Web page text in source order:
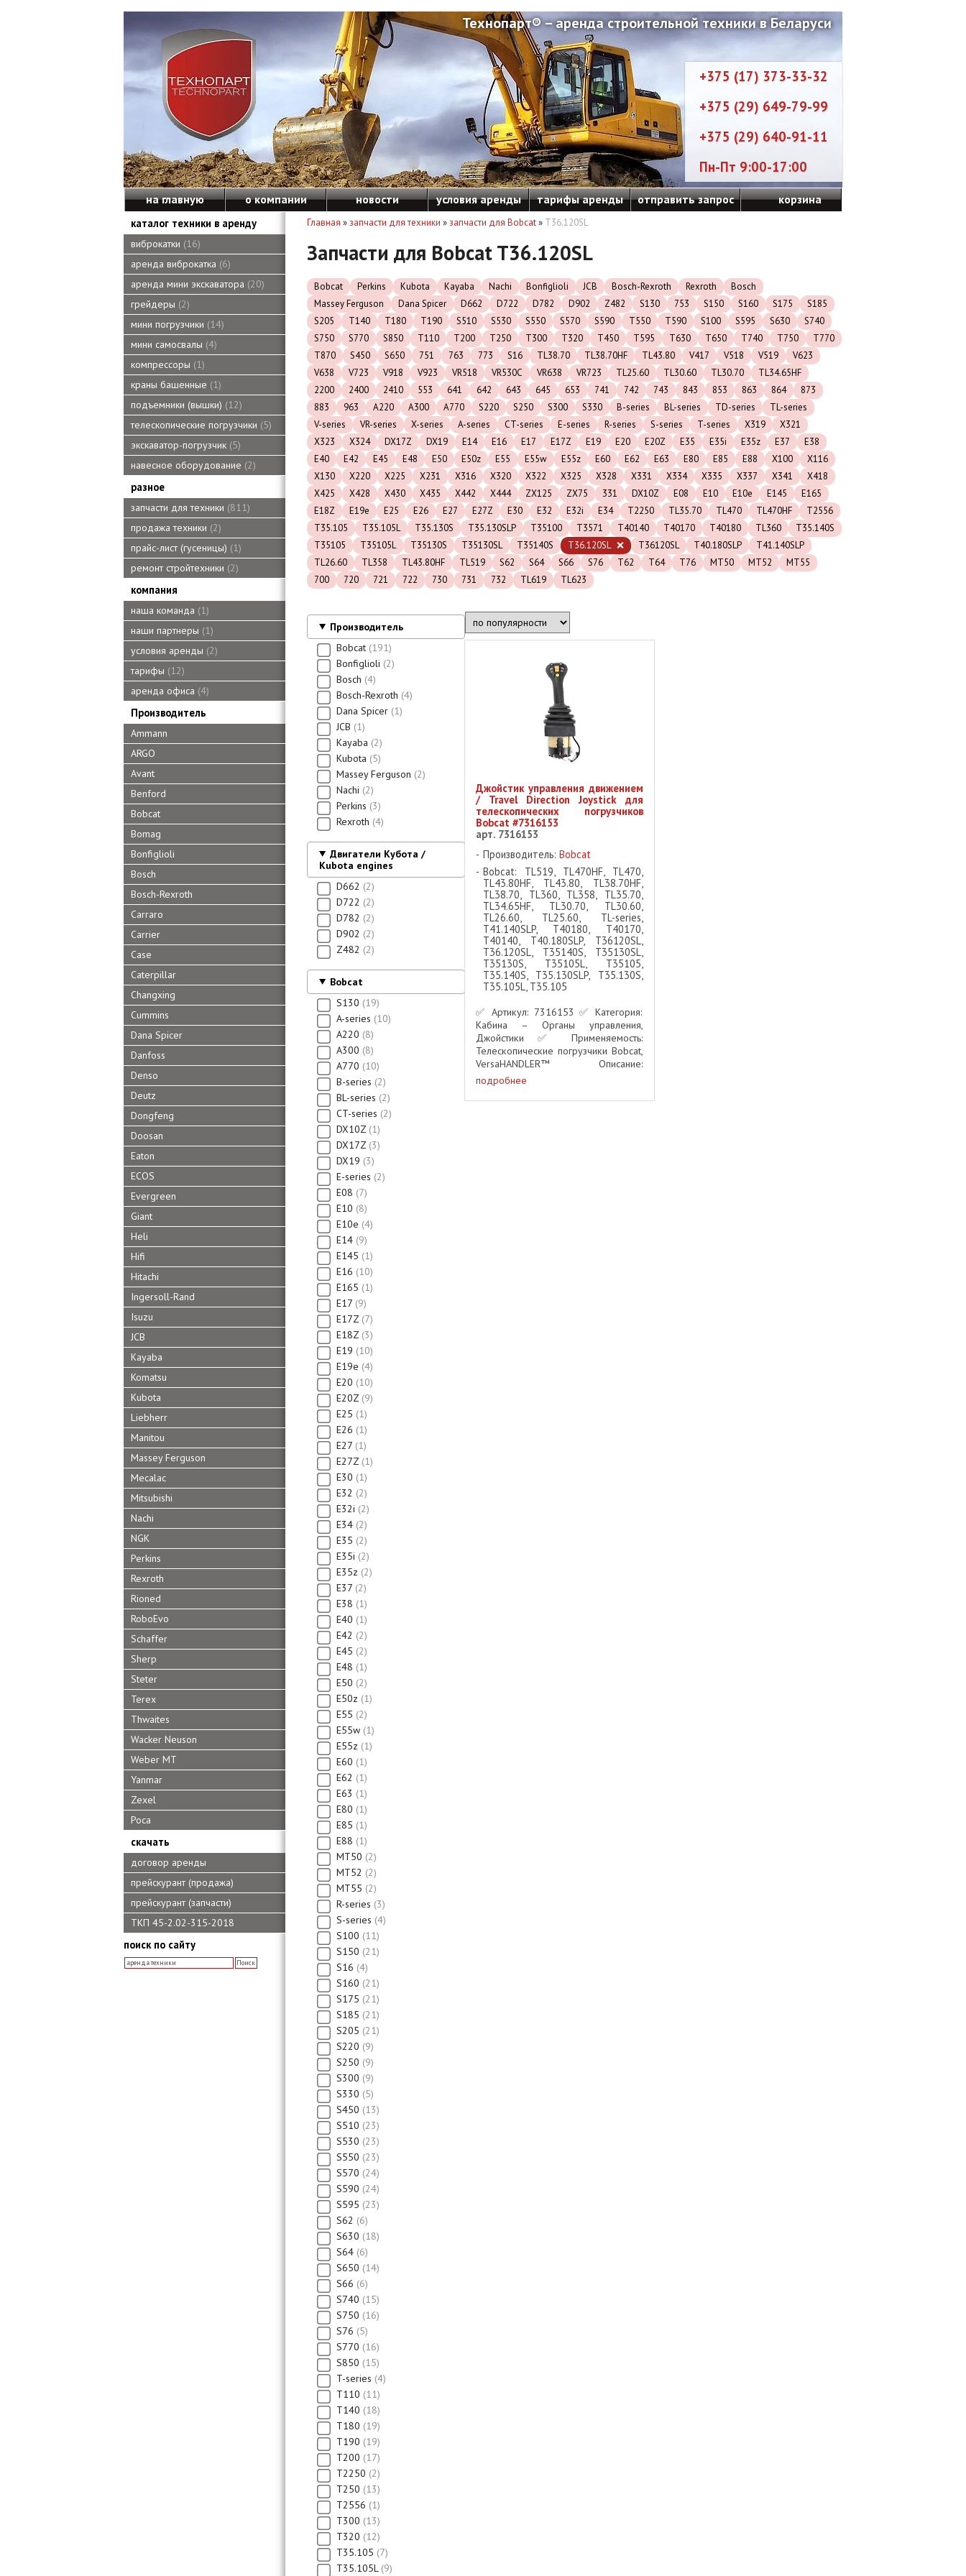
Технопарт® – аренда строительной техники в Беларуси
+375 (17) 373-33-32
+375 (29) 649-79-99
+375 (29) 640-91-11
Пн-Пт 9:00-17:00
на главную о компании новости условия аренды тарифы аренды отправить запрос корзина
каталог техники в аренду
виброкатки
16
аренда виброкатка 6
аренда мини экскаватора 20
грейдеры 2
мини погрузчики
14
мини самосвалы 4
компрессоры
1
краны башенные
1
подъемники (вышки)
12
телескопические погрузчики 5
экскаватор-погрузчик 5
навесное оборудование 2
разное
запчасти для техники 811
продажа техники 2
прайс-лист (гусеницы)
1
ремонт стройтехники 2
компания
наша команда
1
наши партнеры
1
условия аренды 2
тарифы
12
аренда офиса 4
Производитель
Ammann
ARGO
Avant
Benford
Bobcat
Bomag
Bonfiglioli
Bosch
Bosch-Rexroth
Carraro
Carrier
Case
Caterpillar
Changxing
Cummins
Dana Spicer
Danfoss
Denso
Deutz
Dongfeng
Doosan
Eaton
ECOS
Evergreen
Giant
Heli
Hifi
Hitachi
Ingersoll-Rand
Isuzu
JCB
Kayaba
Komatsu
Kubota
Liebherr
Manitou
Massey Ferguson
Mecalac
Mitsubishi
Nachi
NGK
Perkins
Rexroth
Rioned
RoboEvo
Schaffer
Sherp
Steter
Terex
Thwaites
Wacker Neuson
Weber MT
Yanmar
Zexel
Роса
скачать
договор аренды
прейскурант (продажа)
прейскурант (запчасти)
ТКП 45-2.02-315-2018
поиск по сайту
Главная »запчасти для техники »запчасти для Bobcat» T36.120SL
Запчасти для Bobcat T36.120SL
Bobcat Perkins Kubota Kayaba Nachi Bonfiglioli JCB Bosch-Rexroth Rexroth
Bosch
Massey Ferguson
Dana Spicer D662 D722 D782 D902 Z482 S130 753 S150 S160 S175
S185
S205
T140 T180 T190 S510 S530 S550 S570 S590 T550 T590 S100 S595 S630
S740
S750
S770 S850 T110 T200 T250 T300 T320 T450 T595 T630 T650 T740 T750
T770
T870
S450 S650 751 763 773 S16 TL38.70 TL38.70HF TL43.80 V417 V518 V519
V623
V638
V723 V918 V923 VR518 VR530C VR638 VR723 TL25.60 TL30.60 TL30.70
TL34.65HF
2200
2400 2410 553 641 642 643 645 653 741 742 743 843 853 863 864
873
883
963 A220 A300 A770 S220 S250 S300 S330 B-series BL-series TD-series
TL-series
V-series
VR-series X-series A-series CT-series E-series R-series S-series T-series X319
X321
X323
X324 DX17Z DX19 E14 E16 E17 E17Z E19 E20 E20Z E35 E35i E35z E37
E38
E40
E42 E45 E48 E50 E50z E55 E55w E55z E60 E62 E63 E80 E85 E88 X100
X116
X130
X220 X225 X231 X316 X320 X322 X325 X328 X331 X334 X335 X337 X341
X418
X425
X428 X430 X435 X442 X444 ZX125 ZX75 331 DX10Z E08 E10 E10e E145
E165
E18Z
E19e E25 E26 E27 E27Z E30 E32 E32i E34 T2250 TL35.70 TL470 TL470HF
T2556
T35.105
T35.105L T35.130S T35.130SLP T35100 T3571 T40140 T40170 T40180 TL360
T35.140S
T35105
T35105L T35130S T35130SL T35140S T36.120SL T36120SL T40.180SLP
T41.140SLP
TL26.60
TL358 TL43.80HF TL519 S62 S64 S66 S76 T62 T64 T76 MT50 MT52
MT55
700
720 721 722 730 731 732 TL619 TL623
Производитель
Bobcat 191
Bonfiglioli 2
Bosch 4
Bosch-Rexroth 4
Dana Spicer 1
JCB 1
Kayaba 2
Kubota
5
Massey Ferguson 2
Nachi 2
Perkins 3
Rexroth 4
Двигатели Кубота /
Kubota engines
D662
2
D722
2
D782
2
D902
2
Z482
2
Bobcat
S130 19
A-series 10
A220 8
A300 8
A770 10
B-series 2
BL-series 2
CT-series 2
DX10Z 1
DX17Z 3
DX19 3
E-series 2
E08 7
E10 8
E10e 4
E14 9
E145 1
E16 10
E165 1
E17 9
E17Z 7
E18Z 3
E19 10
E19e 4
E20 10
E20Z 9
E25 1
E26 1
E27 1
E27Z 1
E30 1
E32
2
E32i 2
E34 2
E35 2
E35i 2
E35z 2
E37 2
E38 1
E40 1
E42
2
E45 2
E48 1
E50 2
E50z 1
E55 2
E55w 1
E55z 1
E60 1
E62
1
E63
1
E80 1
E85 1
E88 1
MT50 2
MT52
2
MT55 2
R-series 3
S-series 4
S100 11
S150 21
S16 4
S160 21
S175 21
S185 21
S205 21
S220 9
S250 9
S300 9
S330
5
S450 13
S510 23
S530 23
S550 23
S570 24
S590 24
S595 23
S62
6
S630 18
S64 6
S650 14
S66 6
S740 15
S750 16
S76
5
S770 16
S850 15
T-series 4
T110 11
T140 18
T180 19
T190 19
T200 17
T2250 2
T250 13
T2556 1
T300 13
T320 12
T35.105 7
T35.105L
9
Джойстик управления движением
/ Travel Direction Joystick для
телескопических погрузчиков
Bobcat #7316153
арт. 7316153
Производитель: Bobcat
Bobcat: TL519, TL470HF, TL470,
TL43.80HF, TL43.80, TL38.70HF,
TL38.70, TL360, TL358, TL35.70,
TL34.65HF, TL30.70, TL30.60,
TL26.60, TL25.60, TL-series,
T41.140SLP, T40180, T40170,
T40140, T40.180SLP, T36120SL,
T36.120SL, T35140S, T35130SL,
T35130S, T35105L, T35105,
T35.140S, T35.130SLP, T35.130S,
T35.105L, T35.105
✅ Артикул: 7316153 ✅ Категория:
Кабина – Органы управления,
Джойстики ✅ Применяемость:
Телескопические погрузчики Bobcat,
VersaHANDLER™ Описание:
Оригинальный джойстик Bobcat
#7316153 предназначен для
управления направлением движения
подробнее